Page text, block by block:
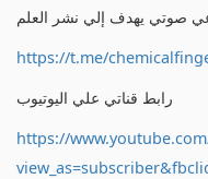
صوتي يهدف إلي نشر العلم
https://t.me/
رابط قناتي علي اليوتيوب
https://